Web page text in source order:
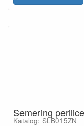
Semering
Katalog: SLB015ZN